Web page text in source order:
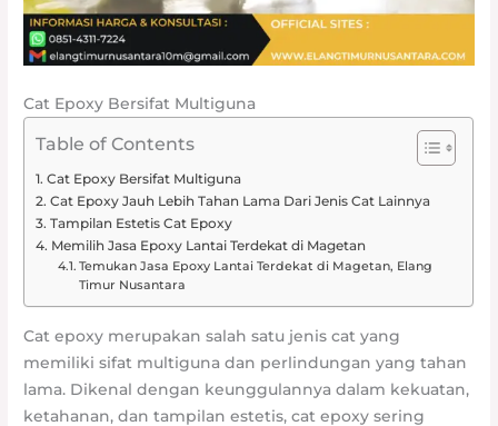
Cat Epoxy Bersifat Multiguna
Table of Contents
Cat Epoxy Bersifat Multiguna
Cat Epoxy Jauh Lebih Tahan Lama Dari Jenis Cat Lainnya
Tampilan Estetis Cat Epoxy
Memilih Jasa Epoxy Lantai Terdekat di Magetan
Temukan Jasa Epoxy Lantai Terdekat di Magetan, Elang
Timur Nusantara
Cat epoxy merupakan salah satu jenis cat yang
memiliki sifat multiguna dan perlindungan yang tahan
lama. Dikenal dengan keunggulannya dalam kekuatan,
ketahanan, dan tampilan estetis, cat epoxy sering